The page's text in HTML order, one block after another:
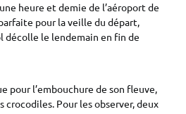
heure et demie de l’aéroport de
pour la veille du départ,
décolle le lendemain en fin de
pour l’embouchure de son fleuve,
crocodiles. Pour les observer, deux